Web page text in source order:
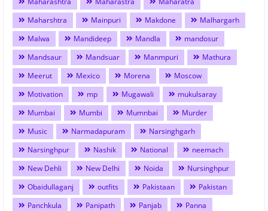
Maharshtra
Mainpuri Makdone
Malhargarh
Malwa
Mandideep Mandla
mandosur
Mandsaur
Mandsuar Manmpuri
Mathura
Meerut
Mexico Morena
Moscow
Motivation
mp Mugawali
mukulsaray
Mumbai
Mumbi Mumnbai
Murder
Music
Narmadapuram
Narsinghgarh
Narsinghpur
Nashik National
neemach
New Dehli
New Delhi Noida
Nursinghpur
Obaidullaganj
outfits Pakistaan
Pakistan
Panchkula
Panipath Panjab
Panna